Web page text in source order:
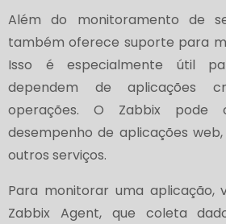
Além do monitoramento de
também oferece suporte para
Isso é especialmente útil
dependem de aplicações
operações. O Zabbix pode
desempenho de aplicações
outros serviços.
Para monitorar uma aplicação,
Zabbix Agent, que coleta